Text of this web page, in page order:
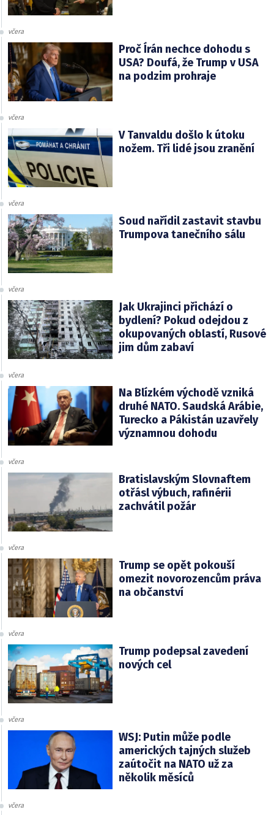
včera
Proč Írán nechce dohodu s
USA? Doufá, že Trump v USA
na podzim prohraje
včera
V Tanvaldu došlo k útoku
nožem. Tři lidé jsou zranění
včera
Soud nařídil zastavit stavbu
Trumpova tanečního sálu
včera
Jak Ukrajinci přichází o
bydlení? Pokud odejdou z
okupovaných oblastí, Rusové
jim dům zabaví
včera
Na Blízkém východě vzniká
druhé NATO. Saudská Arábie,
Turecko a Pákistán uzavřely
významnou dohodu
včera
Bratislavským Slovnaftem
otřásl výbuch, rafinérii
zachvátil požár
včera
Trump se opět pokouší
omezit novorozencům práva
na občanství
včera
Trump podepsal zavedení
nových cel
včera
WSJ: Putin může podle
amerických tajných služeb
zaútočit na NATO už za
několik měsíců
včera